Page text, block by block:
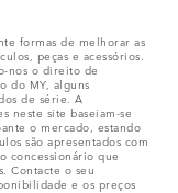
formas de melhorar as
peças e acessórios.
nos o direito de
do MY, alguns
de série. A
neste site baseiam-se
o mercado, estando
são apresentados com
concessionário que
Contacte o seu
e os preços